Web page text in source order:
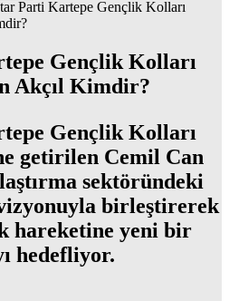
Parti Kartepe Gençlik Kolları
Gençlik Kolları
Akçıl Kimdir?
Gençlik Kolları
getirilen Cemil Can
sektöründeki
birleştirerek
hareketine yeni bir
hedefliyor.